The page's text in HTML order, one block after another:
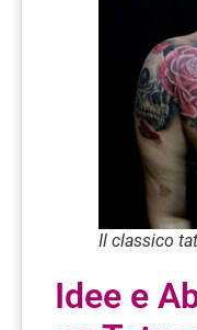
Il classico
Idee e